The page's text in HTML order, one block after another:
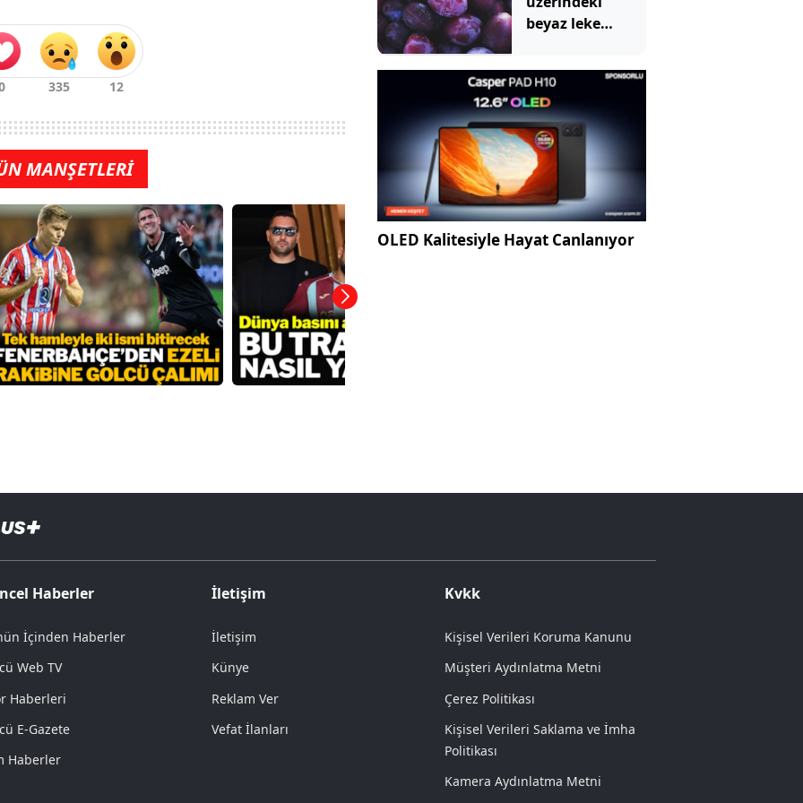
MANŞETLERİ
beyaz leke
anlama
geliyormuş
OLED Kalitesiyle Hayat Canlanıyor
Haberler
İçinden Haberler
Web TV
Haberleri
E-Gazete
Haberler
İletişim
İletişim
Künye
Reklam Ver
Vefat İlanları
Kvkk
Kişisel Verileri Koruma Kanunu
Müşteri Aydınlatma Metni
Çerez Politikası
Kişisel Verileri Saklama ve İmha
Politikası
Kamera Aydınlatma Metni